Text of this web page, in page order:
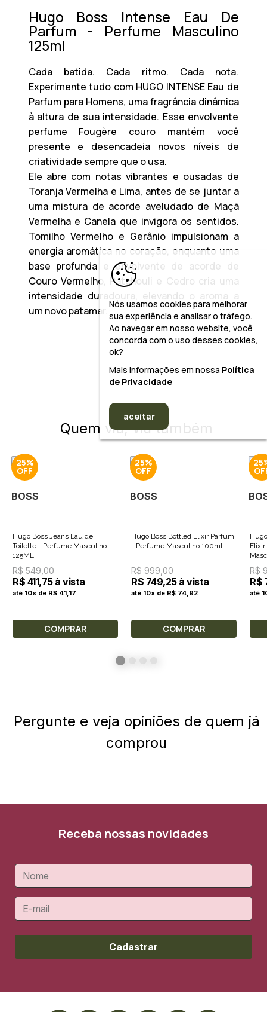
Hugo Boss Intense Eau De
Parfum - Perfume Masculino
125ml
Cada batida. Cada ritmo. Cada nota.
Experimente tudo com HUGO INTENSE Eau de
Parfum para Homens, uma fragrância dinâmica
à altura de sua intensidade. Esse envolvente
perfume Fougère couro mantém você
presente e desencadeia novos níveis de
criatividade sempre que o usa.
Ele abre com notas vibrantes e ousadas de
Toranja Vermelha e Lima, antes de se juntar a
uma mistura de acorde aveludado de Maçã
Vermelha e Canela que invigora os sentidos.
Tomilho Vermelho e Gerânio impulsionam a
energia aromática no coração, enquanto uma
base profunda e envolvente de acorde de
Couro Vermelho, Patchouli e Cedro cria uma
intensidade duradoura, elevando o aroma a
um novo patamar.
Quem viu, viu também
25%
BOSS
Hugo Boss Jeans Eau de
Toilette - Perfume Masculino
125ML
R$ 549,00
R$ 411,75 à vista
até 10x de R$ 41,17
COMPRAR
25%
BOSS
Hugo Boss Bottled Elixir Parfum
- Perfume Masculino 100ml
R$ 999,00
R$ 749,25 à vista
até 10x de R$ 74,92
COMPRAR
R$
R$
até
Pergunte e veja opiniões de quem já
comprou
Receba nossas novidades
Cadastrar
Nós usamos cookies para melhorar
sua experiência e analisar o tráfego.
Ao navegar em nosso website, você
concorda com o uso desses cookies,
ok?
Mais informações em nossa Política
de Privacidade
aceitar